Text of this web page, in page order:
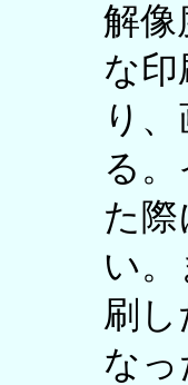
解像
な
り
る
た
い
刷
な